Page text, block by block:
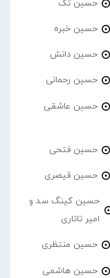
حسین تک
حسین خبره
حسین دانش
حسین رحمانی
حسین عاشقی
حسین فتحی
حسین قیصری
حسین کینگ سد و
امیر تاتاری
حسین منتظری
حسین هاشمی